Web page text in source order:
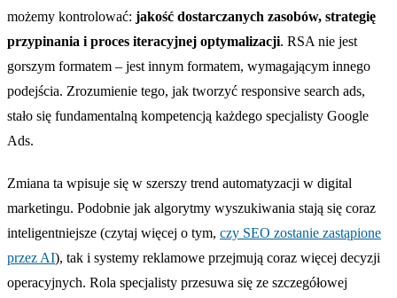
możemy kontrolować: jakość dostarczanych zasobów, strategię
przypinania i proces iteracyjnej optymalizacji. RSA nie jest
gorszym formatem – jest innym formatem, wymagającym innego
podejścia. Zrozumienie tego, jak tworzyć responsive search ads,
stało się fundamentalną kompetencją każdego specjalisty Google
Ads.
Zmiana ta wpisuje się w szerszy trend automatyzacji w digital
marketingu. Podobnie jak algorytmy wyszukiwania stają się coraz
inteligentniejsze (czytaj więcej o tym, czy SEO zostanie zastąpione
przez AI), tak i systemy reklamowe przejmują coraz więcej decyzji
operacyjnych. Rola specjalisty przesuwa się ze szczegółowej